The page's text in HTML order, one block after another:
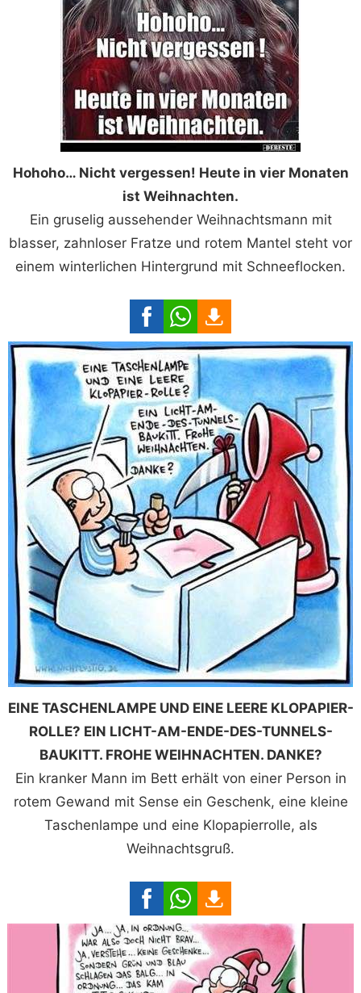
Hohoho… Nicht vergessen! Heute in vier Monaten
ist Weihnachten.
Ein gruselig aussehender Weihnachtsmann mit
blasser, zahnloser Fratze und rotem Mantel steht vor
einem winterlichen Hintergrund mit Schneeflocken.
EINE TASCHENLAMPE UND EINE LEERE KLOPAPIER-
ROLLE? EIN LICHT-AM-ENDE-DES-TUNNELS-
BAUKITT. FROHE WEIHNACHTEN. DANKE?
Ein kranker Mann im Bett erhält von einer Person in
rotem Gewand mit Sense ein Geschenk, eine kleine
Taschenlampe und eine Klopapierrolle, als
Weihnachtsgruß.